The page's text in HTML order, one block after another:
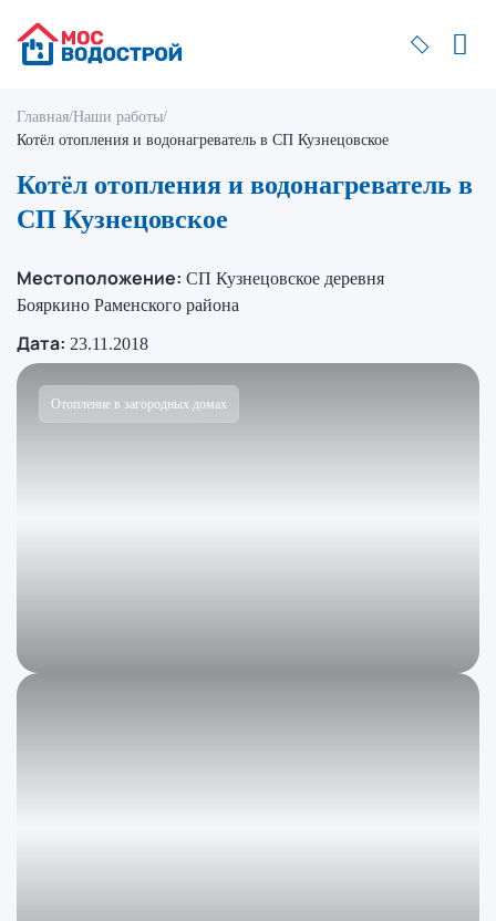
Главная/Наши работы/
Котёл отопления и водонагреватель в СП Кузнецовское
Котёл отопления и водонагреватель в
СП Кузнецовское
Местоположение: СП Кузнецовское деревня
Бояркино Раменского района
Дата: 23.11.2018
Отопление в загородных домах